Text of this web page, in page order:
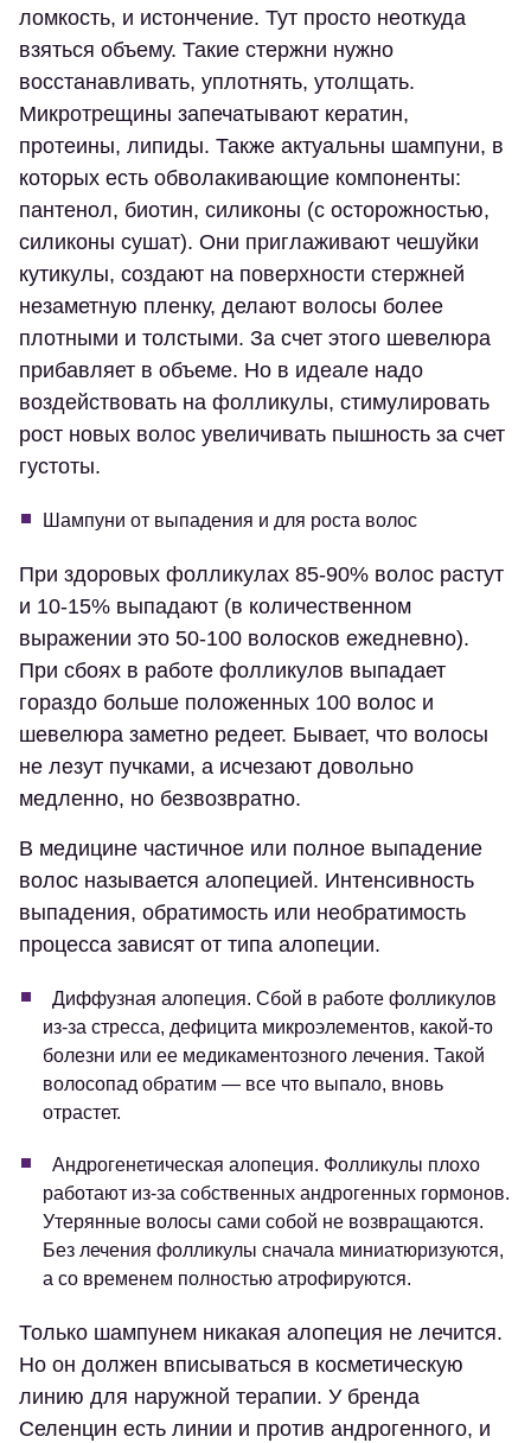
ломкость, и истончение. Тут просто неоткуда
взяться объему. Такие стержни нужно
восстанавливать, уплотнять, утолщать.
Микротрещины запечатывают кератин,
протеины, липиды. Также актуальны шампуни, в
которых есть обволакивающие компоненты:
пантенол, биотин, силиконы (с осторожностью,
силиконы сушат). Они приглаживают чешуйки
кутикулы, создают на поверхности стержней
незаметную пленку, делают волосы более
плотными и толстыми. За счет этого шевелюра
прибавляет в объеме. Но в идеале надо
воздействовать на фолликулы, стимулировать
рост новых волос увеличивать пышность за счет
густоты.
Шампуни от выпадения и для роста волос
При здоровых фолликулах 85-90% волос растут
и 10-15% выпадают (в количественном
выражении это 50-100 волосков ежедневно).
При сбоях в работе фолликулов выпадает
гораздо больше положенных 100 волос и
шевелюра заметно редеет. Бывает, что волосы
не лезут пучками, а исчезают довольно
медленно, но безвозвратно.
В медицине частичное или полное выпадение
волос называется алопецией. Интенсивность
выпадения, обратимость или необратимость
процесса зависят от типа алопеции.
Диффузная алопеция. Сбой в работе фолликулов
из-за стресса, дефицита микроэлементов, какой-то
болезни или ее медикаментозного лечения. Такой
волосопад обратим — все что выпало, вновь
отрастет.
Андрогенетическая алопеция. Фолликулы плохо
работают из-за собственных андрогенных гормонов.
Утерянные волосы сами собой не возвращаются.
Без лечения фолликулы сначала миниатюризуются,
а со временем полностью атрофируются.
Только шампунем никакая алопеция не лечится.
Но он должен вписываться в косметическую
линию для наружной терапии. У бренда
Селенцин есть линии и против андрогенного, и